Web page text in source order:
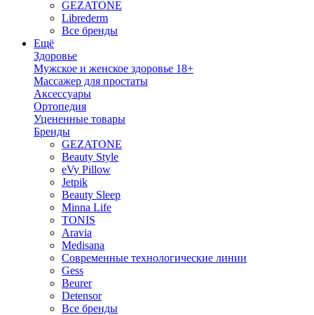
GEZATONE
Librederm
Все бренды
Ещё
Здоровье
Мужское и женское здоровье 18+
Массажер для простаты
Аксессуары
Ортопедия
Уцененные товары
Бренды
GEZATONE
Beauty Style
eVy Pillow
Jetpik
Beauty Sleep
Minna Life
TONIS
Aravia
Medisana
Современные технологические линии
Gess
Beurer
Detensor
Все бренды